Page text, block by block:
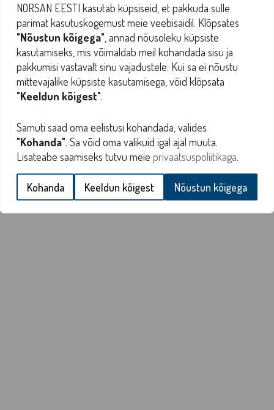
NORSAN EESTI kasutab küpsiseid, et pakkuda sulle
parimat kasutuskogemust meie veebisaidil. Klõpsates
"Nõustun kõigega" , annad nõusoleku küpsiste
kasutamiseks, mis võimaldab meil kohandada sisu ja
pakkumisi vastavalt sinu vajadustele. Kui sa ei nõustu
mittevajalike küpsiste kasutamisega, võid klõpsata
"Keeldun kõigest".
Samuti saad oma eelistusi kohandada, valides
"Kohanda". Sa võid oma valikuid igal ajal muuta.
Lisateabe saamiseks tutvu meie privaatsuspoliitikaga.
Kohanda Keeldun kõigest Nõustun kõigega